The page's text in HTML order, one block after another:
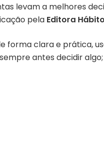
levam a melhores
pela Editora Hábito
forma clara e prática,
antes decidir